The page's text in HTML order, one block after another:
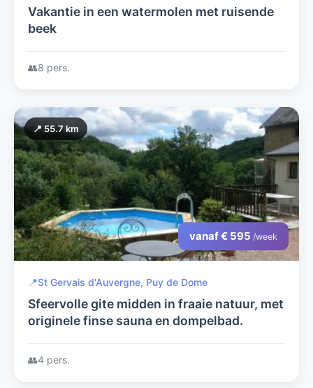
Vakantie in een watermolen met ruisende
beek
👥8 pers.
📍 55.7 km
vanaf € 595 /week
📍St Gervais d'Auvergne, Puy de Dome
Sfeervolle gite midden in fraaie natuur, met
originele finse sauna en dompelbad.
👥4 pers.